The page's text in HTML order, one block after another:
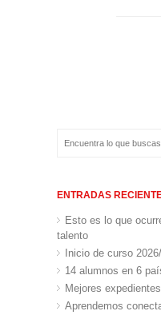
ENTRADAS
Esto es lo que
talento
Inicio de curso
14 alumnos en 6
Mejores
Aprendemos